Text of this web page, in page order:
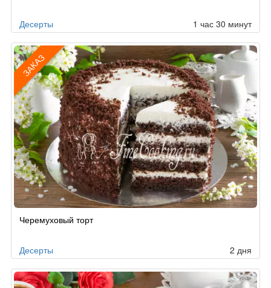
Десерты 1 час 30 минут
ЗАКАЗ
поЧеремуховый торт
Десерты 2 дня